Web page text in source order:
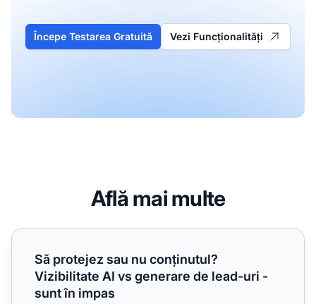
Începe Testarea Gratuită Vezi Funcționalități
Află mai multe
Să protejez sau nu conținutul? Vizibilitate AI vs generare
Să protejez sau nu conținutul?
Vizibilitate AI vs generare de lead-uri -
sunt în impas